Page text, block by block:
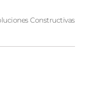
Constructivas